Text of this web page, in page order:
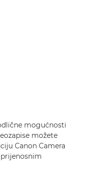
mogućnosti
možete
Canon Camera